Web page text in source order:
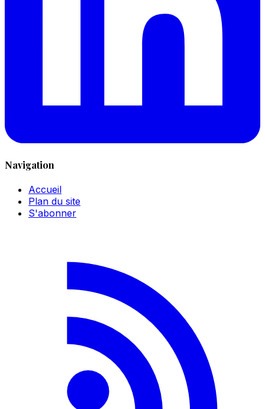
Navigation
Accueil
Plan du site
S'abonner